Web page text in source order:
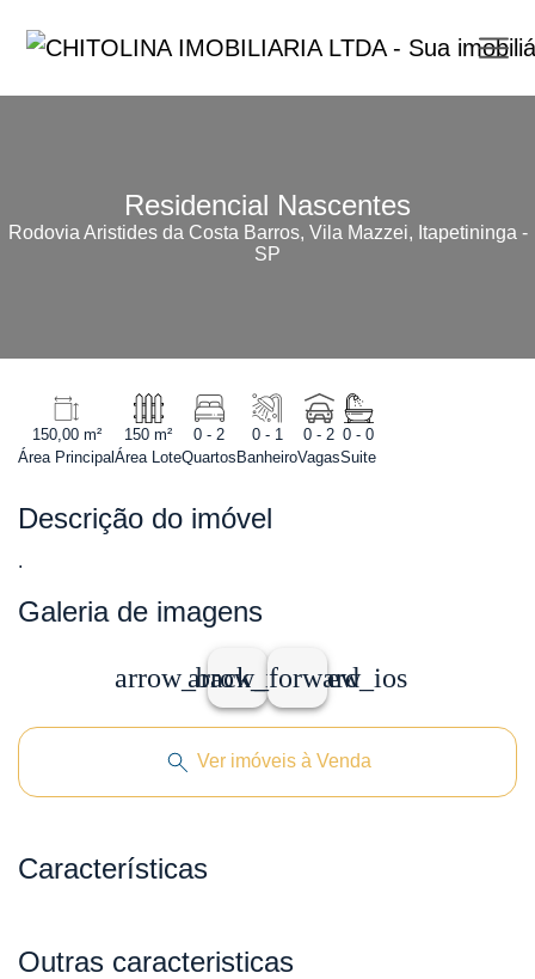
Residencial Nascentes
Rodovia Aristides da Costa Barros, Vila Mazzei, Itapetininga -
SP
150,00 m²
Área Principal
150 m²
Área Lote
0 - 2
Quartos
0 - 1
Banheiro
0 - 2
Vagas
0 - 0
Suite
Descrição do imóvel
.
Galeria de imagens
arrow_back_ios_new
arrow_forward_ios
Ver imóveis à Venda
Características
Outras caracteristicas